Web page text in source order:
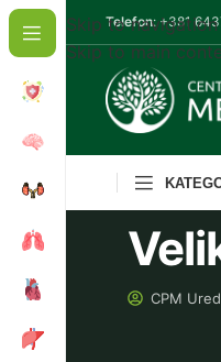
Skip to navigation
Skip to main
Telefon: +381
CPM